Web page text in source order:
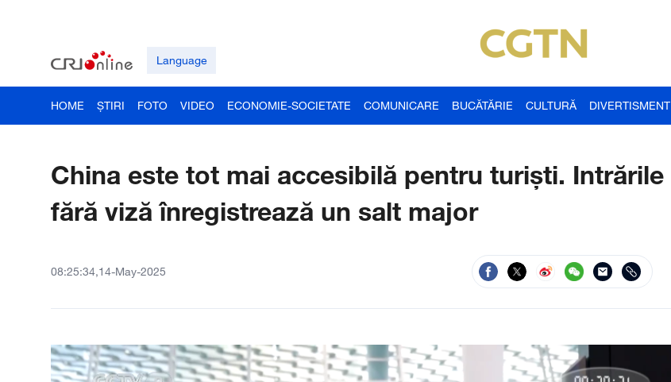
Language
HOME ȘTIRI FOTO VIDEO ECONOMIE-SOCIETATE COMUNICARE BUCĂTĂRIE CULTURĂ DIVERTISMENT
China este tot mai accesibilă pentru turiști. Intrările
fără viză înregistrează un salt major
08:25:34,14-May-2025